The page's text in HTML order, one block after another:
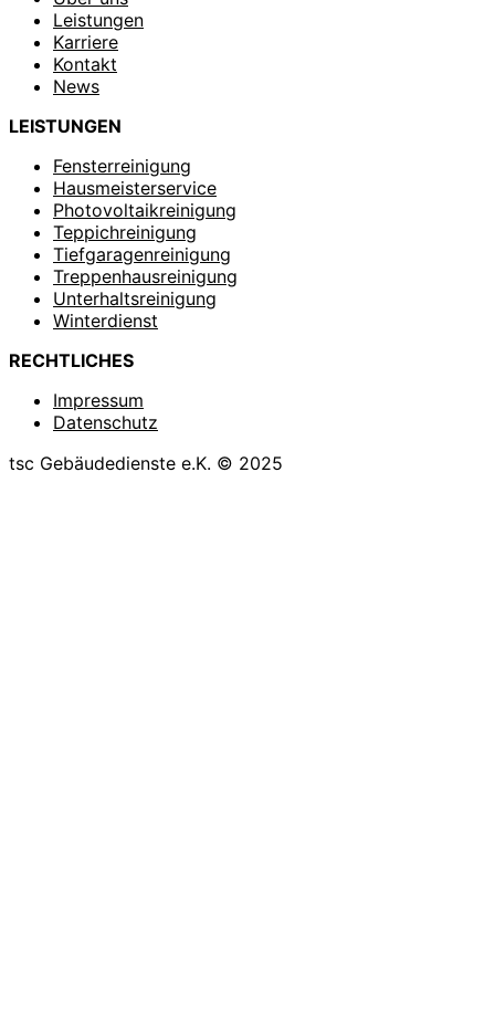
Leistungen
Karriere
Kontakt
News
LEISTUNGEN
Fensterreinigung
Hausmeisterservice
Photovoltaikreinigung
Teppichreinigung
Tiefgaragenreinigung
Treppenhausreinigung
Unterhaltsreinigung
Winterdienst
RECHTLICHES
Impressum
Datenschutz
tsc Gebäudedienste e.K. © 2025